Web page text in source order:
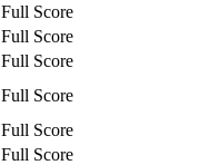
Full Score
Full Score
Full Score
Full Score
Full Score
Full Score